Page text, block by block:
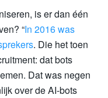
is er dan één
“In 2016 was
. Die het toen
dat bots
Dat was negen
over de AI-bots